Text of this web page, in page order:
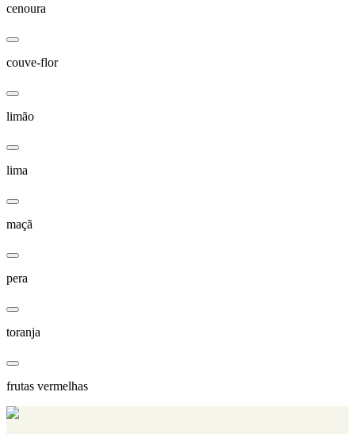
cenoura
couve-flor
limão
lima
maçã
pera
toranja
frutas vermelhas